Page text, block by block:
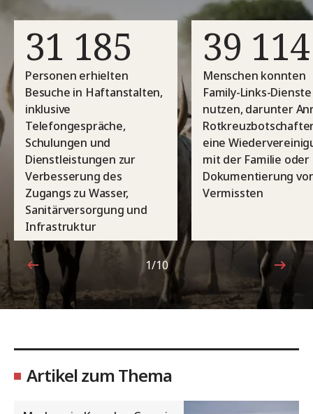
31 185
Personen erhielten
Besuche in Haftanstalten,
inklusive
Telefongespräche,
Schulungen und
Dienstleistungen zur
Verbesserung des
Zugangs zu Wasser,
Sanitärversorgung und
Infrastruktur
39 114
Menschen konnten
Family-Links-Dienste
nutzen, darunter
eine
mit der Familie oder
Dokumentierung
Vermissten
1von10
1/10
Artikel zum Thema